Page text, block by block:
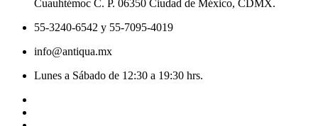
Cuauhtémoc C. P. 06350 Ciudad de México, CDMX.
55-3240-6542 y 55-7095-4019
info@antiqua.mx
Lunes a Sábado de 12:30 a 19:30 hrs.